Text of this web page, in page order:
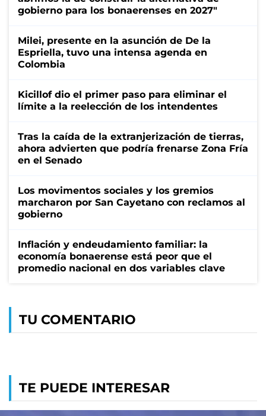
gobierno para los bonaerenses en 2027"
Milei, presente en la asunción de De la
Espriella, tuvo una intensa agenda en
Colombia
Kicillof dio el primer paso para eliminar el
límite a la reelección de los intendentes
Tras la caída de la extranjerización de tierras,
ahora advierten que podría frenarse Zona Fría
en el Senado
Los movimentos sociales y los gremios
marcharon por San Cayetano con reclamos al
gobierno
Inflación y endeudamiento familiar: la
economía bonaerense está peor que el
promedio nacional en dos variables clave
TU COMENTARIO
TE PUEDE INTERESAR